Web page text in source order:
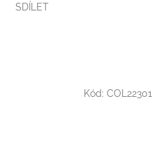
SDÍLET
Kód: COL22301